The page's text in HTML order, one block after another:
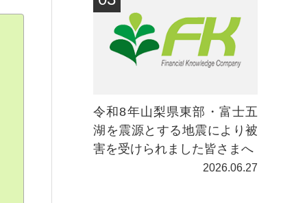
令和8年山梨県東部・富士五
湖を震源とする地震により被
害を受けられました皆さまへ
2026.06.27